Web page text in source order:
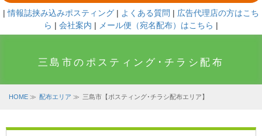
|情報誌挟み込みポスティング | よくある質問 | 広告代理店の方はこち
ら | 会社案内 | メール便（宛名配布）はこちら |
三島市のポスティング･チラシ配布
HOME ≫ 配布エリア ≫ 三島市【ポスティング･チラシ配布エリア】